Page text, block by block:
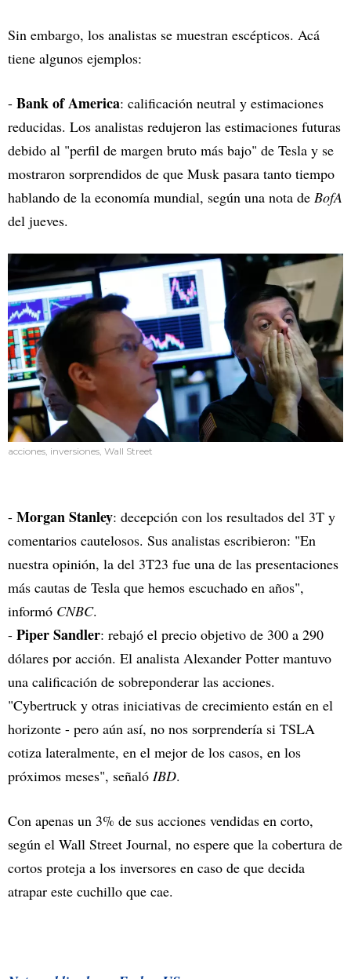
Sin embargo, los analistas se muestran escépticos. Acá
tiene algunos ejemplos:
- Bank of America: calificación neutral y estimaciones
reducidas. Los analistas redujeron las estimaciones futuras
debido al "perfil de margen bruto más bajo" de Tesla y se
mostraron sorprendidos de que Musk pasara tanto tiempo
hablando de la economía mundial, según una nota de BofA
del jueves.
acciones, inversiones, Wall Street
- Morgan Stanley: decepción con los resultados del 3T y
comentarios cautelosos. Sus analistas escribieron: "En
nuestra opinión, la del 3T23 fue una de las presentaciones
más cautas de Tesla que hemos escuchado en años",
informó CNBC.
- Piper Sandler: rebajó el precio objetivo de 300 a 290
dólares por acción. El analista Alexander Potter mantuvo
una calificación de sobreponderar las acciones.
"Cybertruck y otras iniciativas de crecimiento están en el
horizonte - pero aún así, no nos sorprendería si TSLA
cotiza lateralmente, en el mejor de los casos, en los
próximos meses", señaló IBD.
Con apenas un 3% de sus acciones vendidas en corto,
según el Wall Street Journal, no espere que la cobertura de
cortos proteja a los inversores en caso de que decida
atrapar este cuchillo que cae.